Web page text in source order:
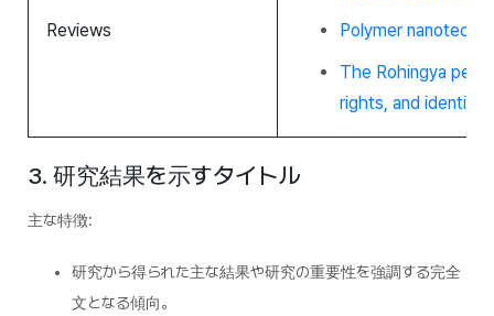
Reviews
Polymer
The Rohingya
rights, and identity
3. 研究結果を示すタイトル
主な特徴:
研究から得られた主な結果や研究の重要性を強調する完全
文となる傾向。